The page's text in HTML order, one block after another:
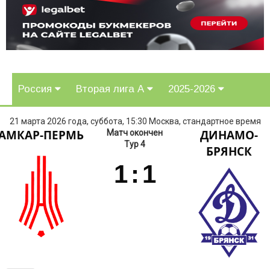
Россия Вторая лига А 2025-2026
21 марта 2026 года, суббота, 15:30 Москва, стандартное время
ПЕРМЬ
Матч окончен
Тур 4
1: 1
ДИНАМО-
БРЯНСК